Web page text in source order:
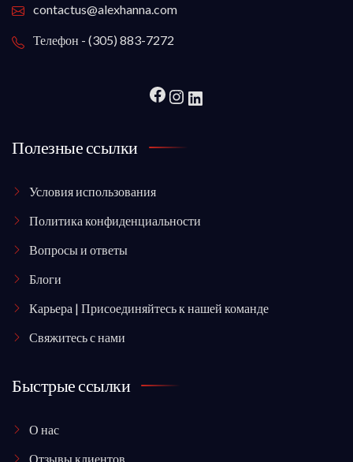
contactus@alexhanna.com
Телефон - (305) 883-7272
Полезные ссылки
Условия использования
Политика конфиденциальности
Вопросы и ответы
Блоги
Карьера | Присоединяйтесь к нашей команде
Свяжитесь с нами
Быстрые ссылки
О нас
Отзывы клиентов